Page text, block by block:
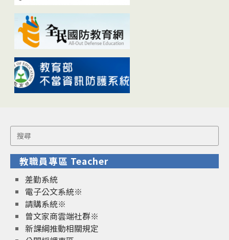
Search
for:
教職員專區 Teacher
差勤系統
電子公文系統※
請購系統※
曾文家商雲端社群※
新課綱推動相關規定